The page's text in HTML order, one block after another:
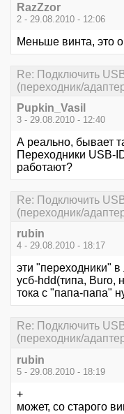
RazZzor
2 - 29.08.2010 - 12:06
Меньше винта, это
Re: Подключить
(переходник/
Pupkin_Vasil
3 - 29.08.2010 - 12:40
А реально, бывает
Переходники USB-
работают?
Re: Подключить
(переходник/
rubin
4 - 29.08.2010 - 18:17
эти "переходники"
усб-hdd(типа, Buro,
тока с "папа-папа"
Re: Подключить
(переходник/
rubin
5 - 29.08.2010 - 18:19
+
может, со старого